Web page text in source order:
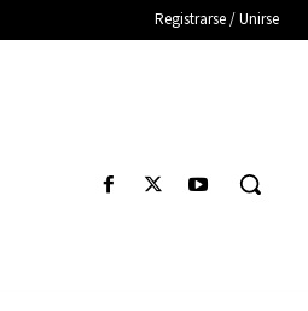
Registrarse / Unirse